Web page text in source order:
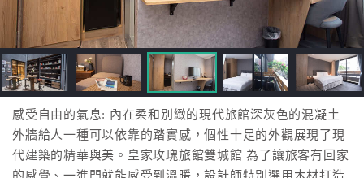
直
跟
飯
店
訂
房
HOT
感受自由的氣息: 內在柔和別緻的現代旅館深灰色的混凝土
外牆給人一種可以依靠的踏實感，個性十足的外觀展現了現
代建築的精華與美。皇家玫瑰旅館雙城館 為了讓旅客有回家